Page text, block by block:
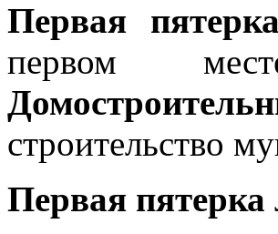
Первая
первом
строительство
Первая пятерка